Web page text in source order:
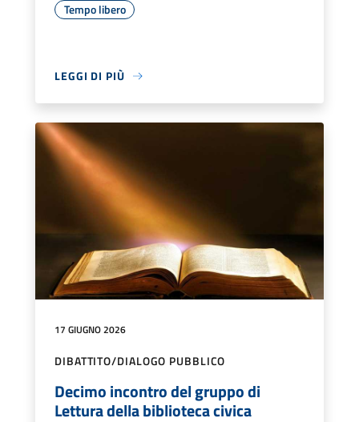
Tempo libero
LEGGI DI PIÙ
17 GIUGNO 2026
DIBATTITO/DIALOGO PUBBLICO
Decimo incontro del gruppo di
Lettura della biblioteca civica